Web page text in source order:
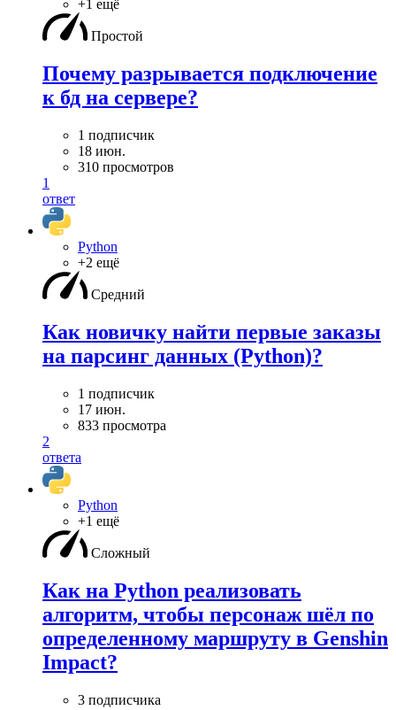
+1 ещё
Простой
Почему разрывается подключение
к бд на сервере?
1 подписчик
18 июн.
310 просмотров
1
ответ
Python
+2 ещё
Средний
Как новичку найти первые заказы
на парсинг данных (Python)?
1 подписчик
17 июн.
833 просмотра
2
ответа
Python
+1 ещё
Сложный
Как на Python реализовать
алгоритм, чтобы персонаж шёл по
определенному маршруту в Genshin
Impact?
3 подписчика